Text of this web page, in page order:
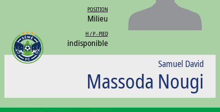
POSITION
Milieu
H / P - PIED
indisponible
Samuel David
Massoda Nougi